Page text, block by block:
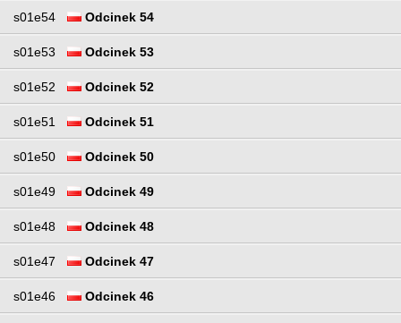
s01e54 Odcinek 54
s01e53 Odcinek 53
s01e52 Odcinek 52
s01e51 Odcinek 51
s01e50 Odcinek 50
s01e49 Odcinek 49
s01e48 Odcinek 48
s01e47 Odcinek 47
s01e46 Odcinek 46